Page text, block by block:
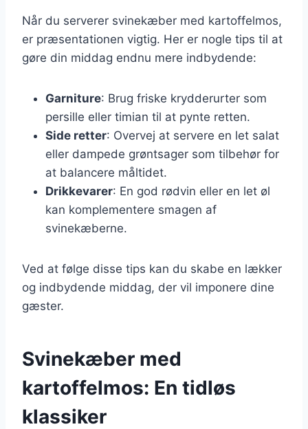
Når du serverer svinekæber med kartoffelmos,
er præsentationen vigtig. Her er nogle tips til at
gøre din middag endnu mere indbydende:
Garniture: Brug friske krydderurter som
persille eller timian til at pynte retten.
Side retter: Overvej at servere en let salat
eller dampede grøntsager som tilbehør for
at balancere måltidet.
Drikkevarer: En god rødvin eller en let øl
kan komplementere smagen af
svinekæberne.
Ved at følge disse tips kan du skabe en lækker
og indbydende middag, der vil imponere dine
gæster.
Svinekæber med
kartoffelmos: En tidløs
klassiker